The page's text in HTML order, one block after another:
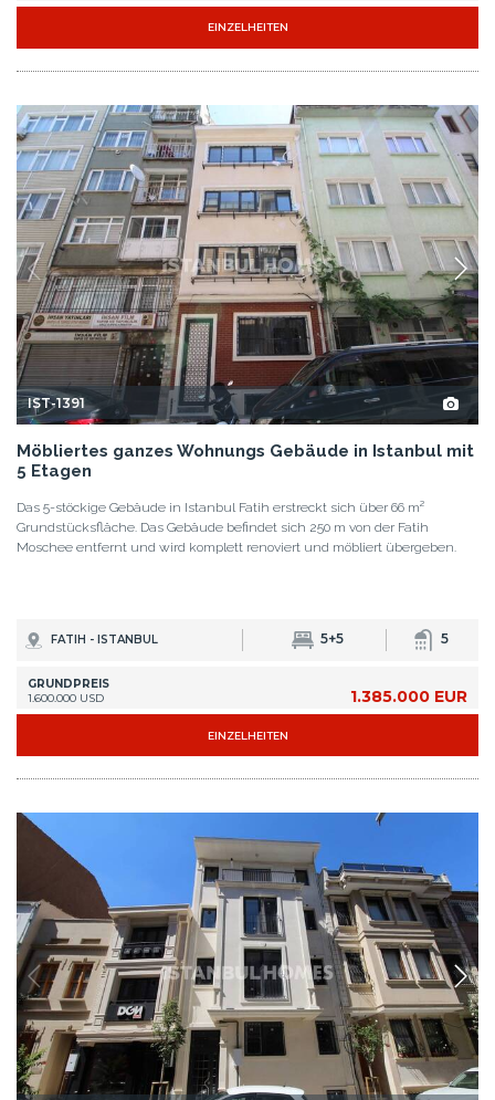
EINZELHEITEN
IST-1391
Möbliertes ganzes Wohnungs Gebäude in Istanbul mit
5 Etagen
Das 5-stöckige Gebäude in Istanbul Fatih erstreckt sich über 66 m²
Grundstücksfläche. Das Gebäude befindet sich 250 m von der Fatih
Moschee entfernt und wird komplett renoviert und möbliert übergeben.
FATIH - ISTANBUL 5+5 5
GRUNDPREIS
1.600.000 USD
1.385.000 EUR
EINZELHEITEN